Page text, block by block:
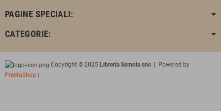
PAGINE SPECIALI:
CATEGORIE:
Copyright © 2025 Libreria Semola snc | Powered by
PrestaShop |